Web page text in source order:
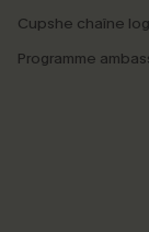
Cupshe chaîne
Programme